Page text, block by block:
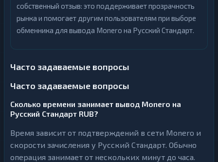
собственный отзыв: это поддерживает прозрачность
рынка и помогает другим пользователям при выборе
обменника для вывода Monero на Русский Стандарт.
Часто задаваемые вопросы
Часто задаваемые вопросы
Сколько времени занимает вывод Monero на
Русский Стандарт RUB?
Время зависит от подтверждений в сети Monero и
скорости зачисления у Русский Стандарт. Обычно
операция занимает от нескольких минут до часа.